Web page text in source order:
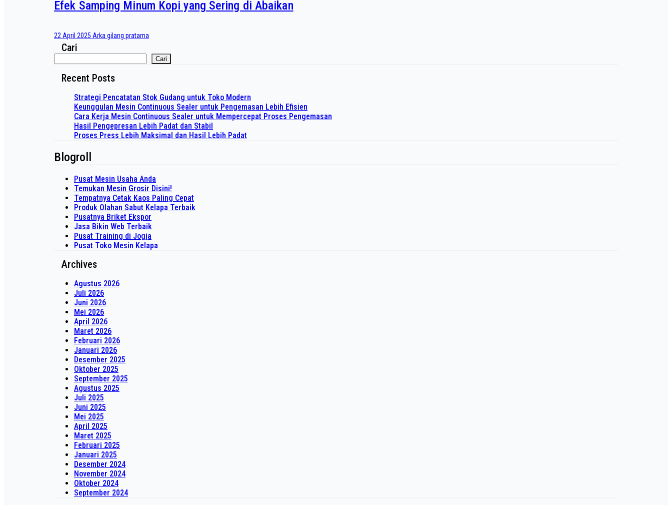
Efek Samping Minum Kopi yang Sering di Abaikan
22 April 2025 Arka gilang pratama
Cari
Cari
Recent Posts
Strategi Pencatatan Stok Gudang untuk Toko Modern
Keunggulan Mesin Continuous Sealer untuk Pengemasan Lebih Efisien
Cara Kerja Mesin Continuous Sealer untuk Mempercepat Proses Pengemasan
Hasil Pengepresan Lebih Padat dan Stabil
Proses Press Lebih Maksimal dan Hasil Lebih Padat
Blogroll
Pusat Mesin Usaha Anda
Temukan Mesin Grosir Disini!
Tempatnya Cetak Kaos Paling Cepat
Produk Olahan Sabut Kelapa Terbaik
Pusatnya Briket Ekspor
Jasa Bikin Web Terbaik
Pusat Training di Jogja
Pusat Toko Mesin Kelapa
Archives
Agustus 2026
Juli 2026
Juni 2026
Mei 2026
April 2026
Maret 2026
Februari 2026
Januari 2026
Desember 2025
Oktober 2025
September 2025
Agustus 2025
Juli 2025
Juni 2025
Mei 2025
April 2025
Maret 2025
Februari 2025
Januari 2025
Desember 2024
November 2024
Oktober 2024
September 2024